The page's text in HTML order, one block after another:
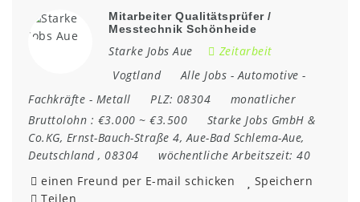
Mitarbeiter Qualitätsprüfer /
Messtechnik Schönheide
Starke Jobs Aue
Zeitarbeit
Vogtland
Alle Jobs -Automotive -
Fachkräfte - Metall PLZ: 08304
monatlicher
Bruttolohn : €3.000 ~ €3.500
Starke Jobs GmbH &
Co.KG, Ernst-Bauch-Straße 4,Aue-Bad Schlema-Aue,
Deutschland, 08304 wöchentliche Arbeitszeit: 40
einen Freund per E-mail schicken
Speichern
Teilen